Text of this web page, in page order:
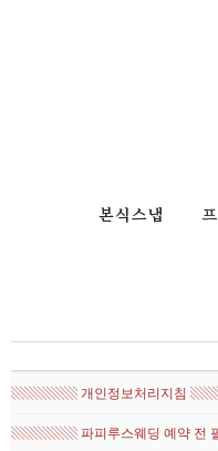
▧▧▧▧▧ 개인정보처리지침
▧▧▧▧▧ 파피루스웨딩 예약 전